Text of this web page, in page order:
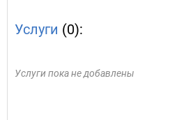
Услуги (0):
Услуги пока не добавлены